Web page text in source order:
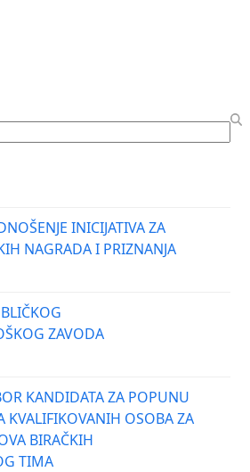
INICIJATIVA ZA
NAGRADA I PRIZNANJA
ZAVODA
KANDIDATA ZA POPUNU
KVALIFIKOVANIH OSOBA ZA
BIRAČKIH
TIMA